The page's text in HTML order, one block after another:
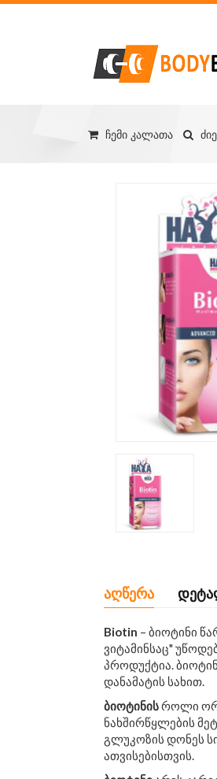
ჩემი კალათა
აღწერა
Biotin – ბიოტინი
ვიტამინსაც"
პროდუქტია.
დანამატის სახით.
ბიოტინისროლი
ნახშირწყლების
გლუკოზის დონეს
ათვისებისთვის.